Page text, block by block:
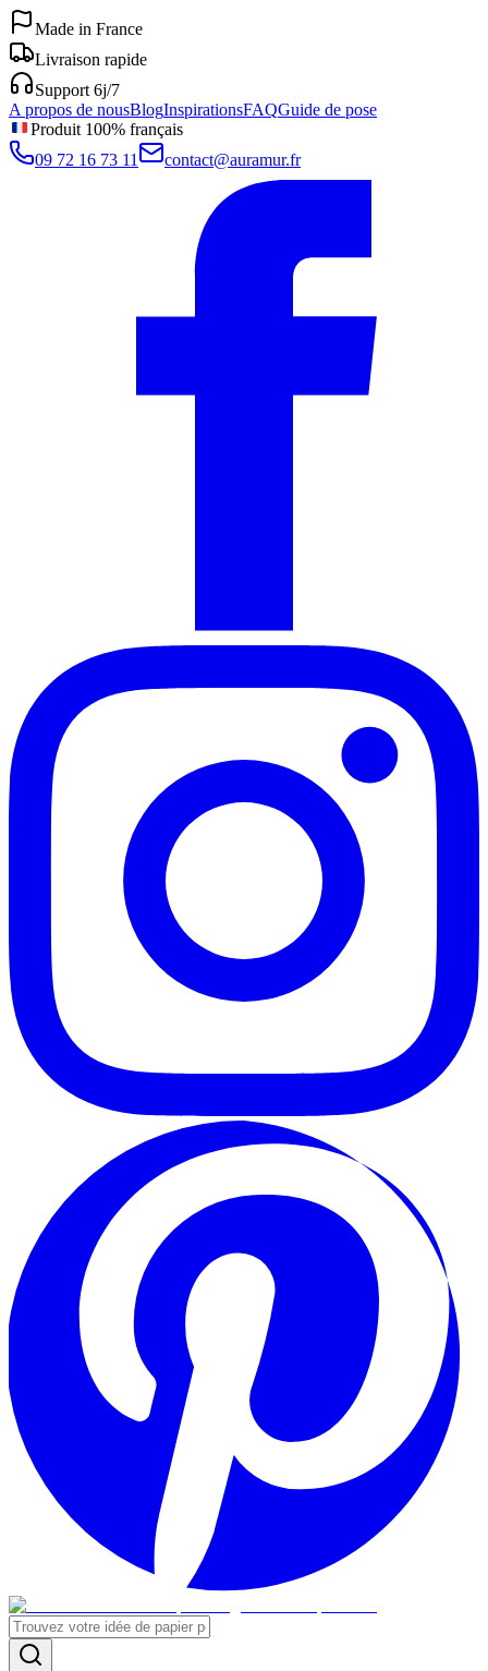
Made in France
Livraison rapide
Support 6j/7
A propos de nousBlogInspirationsFAQGuide de pose
Produit 100% français
09 72 16 73 11
contact@auramur.fr